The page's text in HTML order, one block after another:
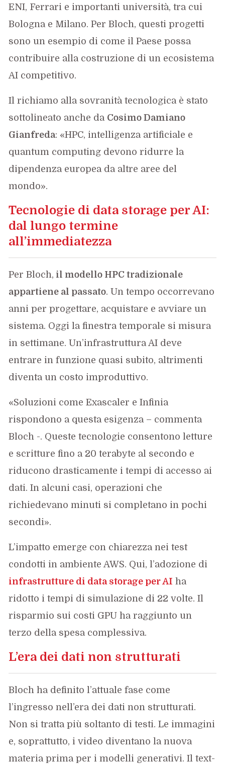
ENI, Ferrari e importanti università, tra cui
Bologna e Milano. Per Bloch, questi progetti
sono un esempio di come il Paese possa
contribuire alla costruzione di un ecosistema
AI competitivo.
Il richiamo alla sovranità tecnologica è stato
sottolineato anche da Cosimo Damiano
Gianfreda: «HPC, intelligenza artificiale e
quantum computing devono ridurre la
dipendenza europea da altre aree del
mondo».
Tecnologie di data storage per AI:
dal lungo termine
all’immediatezza
Per Bloch, il modello HPC tradizionale
appartiene al passato. Un tempo occorrevano
anni per progettare, acquistare e avviare un
sistema. Oggi la finestra temporale si misura
in settimane. Un’infrastruttura AI deve
entrare in funzione quasi subito, altrimenti
diventa un costo improduttivo.
«Soluzioni come Exascaler e Infinia
rispondono a questa esigenza – commenta
Bloch -. Queste tecnologie consentono letture
e scritture fino a 20 terabyte al secondo e
riducono drasticamente i tempi di accesso ai
dati. In alcuni casi, operazioni che
richiedevano minuti si completano in pochi
secondi».
L’impatto emerge con chiarezza nei test
condotti in ambiente AWS. Qui, l’adozione di
infrastrutture di data storage per AI ha
ridotto i tempi di simulazione di 22 volte. Il
risparmio sui costi GPU ha raggiunto un
terzo della spesa complessiva.
L’era dei dati non strutturati
Bloch ha definito l’attuale fase come
l’ingresso nell’era dei dati non strutturati.
Non si tratta più soltanto di testi. Le immagini
e, soprattutto, i video diventano la nuova
materia prima per i modelli generativi. Il text-